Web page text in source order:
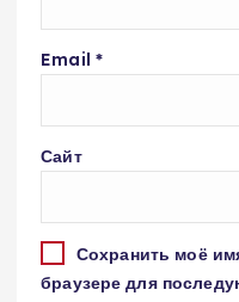
Email *
Сайт
Сохранить моё
браузере для